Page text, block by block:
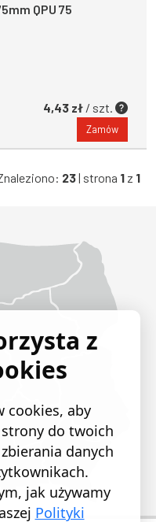
QPU 75
4,43 zł / szt.
Zamów
23| strona 1 z 1
z
cookies, aby
do twoich
danych
jak używamy
Polityki